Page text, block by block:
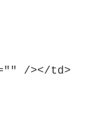
/></td>